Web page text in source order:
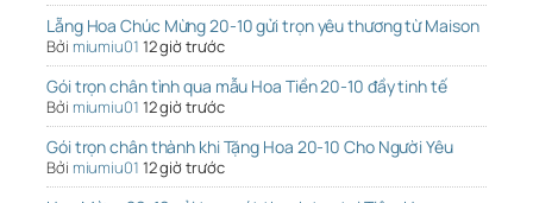
Lẵng Hoa Chúc Mừng 20-10 gửi trọn yêu thương từ Maison
Bởi miumiu01 12 giờ trước
Gói trọn chân tình qua mẫu Hoa Tiền 20-10 đầy tinh tế
Bởi miumiu01 12 giờ trước
Gói trọn chân thành khi Tặng Hoa 20-10 Cho Người Yêu
Bởi miumiu01 12 giờ trước